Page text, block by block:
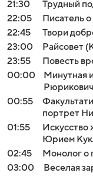
21:30
Трудный
22:05
Писатель
22:45
Твори
23:00
Райсовет
23:55
Повесть
00:00
Минутная
00:55
портрет
01:55
Искусство
Юрием
02:45
Монолог о
03:00
Веселая